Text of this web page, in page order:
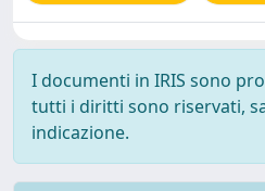
I documenti in IRIS sono
tutti i diritti sono riservati,
indicazione.